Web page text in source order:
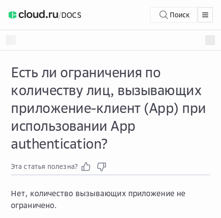
/DOCS Поиск
Есть ли ограничения по
количеству лиц, вызывающих
приложение-клиент (App) при
использовании App
authentication?
Эта статья полезна?
Нет, количество вызывающих приложение не
ограничено.